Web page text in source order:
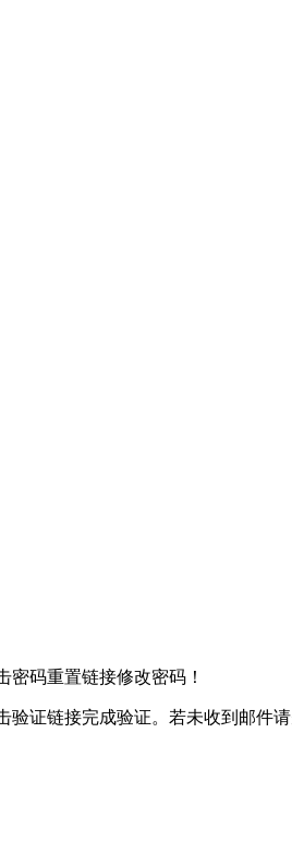
码重置链接修改密码！
证链接完成验证。若未收到邮件